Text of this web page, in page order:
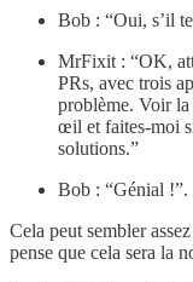
Bob : “Oui, s’il
MrFixit : “OK,
PRs, avec trois
problème. Voir la
œil et faites-moi
solutions.”
Bob : “Génial !”.
Cela peut sembler
pense que cela sera la